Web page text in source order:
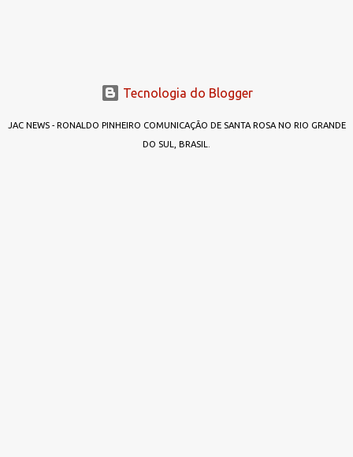
talentos da região. Mais do que um evento, a Expofeira surge como
um divisor de águas após dez anos sem feiras ou grandes
encontros capazes de projetar o nome do município em nível
estadual. Mas afinal, por que “Expofeira Porto Vera Cruz”? A
Tecnologia do Blogger
JAC NEWS - RONALDO PINHEIRO COMUNICAÇÃO DE SANTA ROSA NO RIO GRANDE
DO SUL, BRASIL.